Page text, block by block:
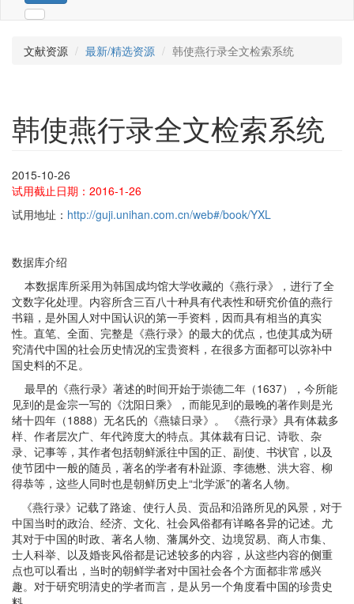
文献资源 最新/精选资源 韩使燕行录全文检索系统
韩使燕行录全文检索系统
2015-10-26
试用截止日期：2016-1-26
试用地址： http://guji.unihan.com.cn/web#/book/YXL
数据库介绍
本数据库所采用为韩国成均馆大学收藏的《燕行录》，进行了全
文数字化处理。内容所含三百八十种具有代表性和研究价值的燕行
书籍，是外国人对中国认识的第一手资料，因而具有相当的真实
性。直笔、全面、完整是《燕行录》的最大的优点，也使其成为研
究清代中国的社会历史情况的宝贵资料，在很多方面都可以弥补中
国史料的不足。
最早的《燕行录》著述的时间开始于崇德二年（1637），今所能
见到的是金宗一写的《沈阳日乘》，而能见到的最晚的著作则是光
绪十四年（1888）无名氏的《燕辕日录》。 《燕行录》具有体裁多
样、作者层次广、年代跨度大的特点。其体裁有日记、诗歌、杂
录、记事等，其作者包括朝鲜派往中国的正、副使、书状官，以及
使节团中一般的随员，著名的学者有朴趾源、李德懋、洪大容、柳
得恭等，这些人同时也是朝鲜历史上“北学派”的著名人物。
《燕行录》记载了路途、使行人员、贡品和沿路所见的风景，对于
中国当时的政治、经济、文化、社会风俗都有详略各异的记述。尤
其对于中国的时政、著名人物、藩属外交、边境贸易、商人市集、
士人科举、以及婚丧风俗都是记述较多的内容，从这些内容的侧重
点也可以看出，当时的朝鲜学者对中国社会各个方面都非常感兴
趣。对于研究明清史的学者而言，是从另一个角度看中国的珍贵史